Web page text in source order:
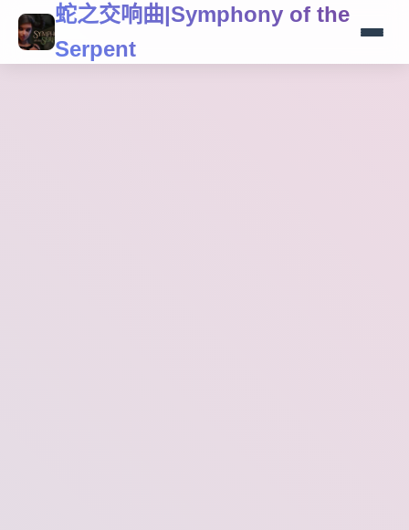
蛇之交响曲|Symphony of the
Serpent